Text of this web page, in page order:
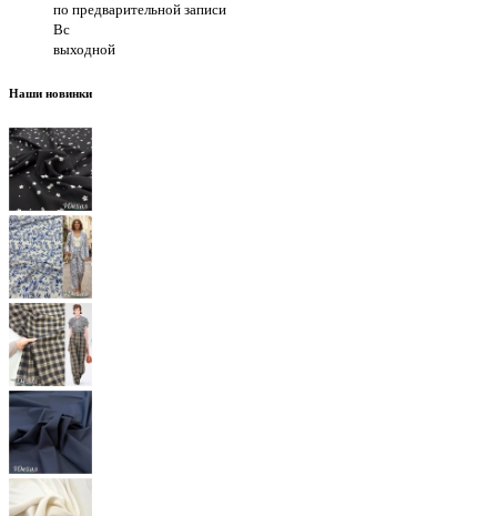
по предварительной записи
Вс
выходной
Наши новинки